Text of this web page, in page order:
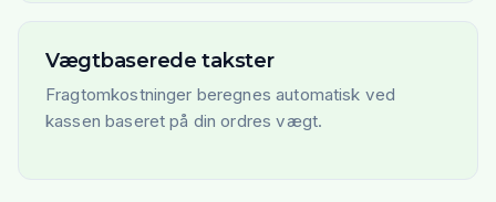
Vægtbaserede takster
Fragtomkostninger beregnes automatisk ved
kassen baseret på din ordres vægt.